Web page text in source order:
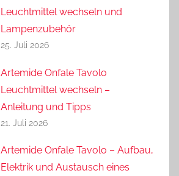
Leuchtmittel wechseln und
Lampenzubehör
25. Juli 2026
Artemide Onfale Tavolo
Leuchtmittel wechseln –
Anleitung und Tipps
21. Juli 2026
Artemide Onfale Tavolo – Aufbau,
Elektrik und Austausch eines